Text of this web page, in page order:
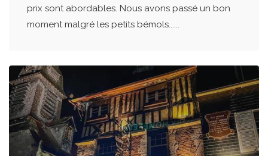
prix sont abordables. Nous avons passé un bon
moment malgré les petits bémols......